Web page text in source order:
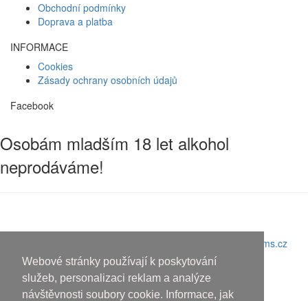
Webové stránky používají k poskytování
služeb, personalizaci reklam a analýze
návštěvnosti soubory cookie. Informace, jak
Obchodní podmínky
Doprava a platba
INFORMACE
Cookies
Zásady ochrany osobních údajů
Facebook
Osobám mladším 18 let alkohol
neprodáváme!
Nahoru